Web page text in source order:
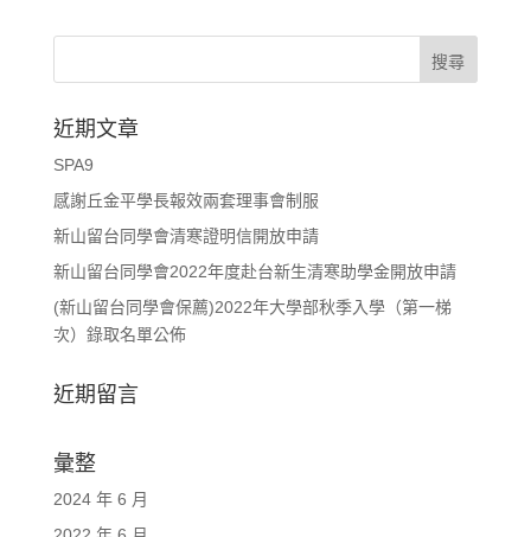
近期文章
SPA9
感謝丘金平學長報效兩套理事會制服
新山留台同學會清寒證明信開放申請
新山留台同學會2022年度赴台新生清寒助學金開放申請
(新山留台同學會保薦)2022年大學部秋季入學（第一梯
次）錄取名單公佈
近期留言
彙整
2024 年 6 月